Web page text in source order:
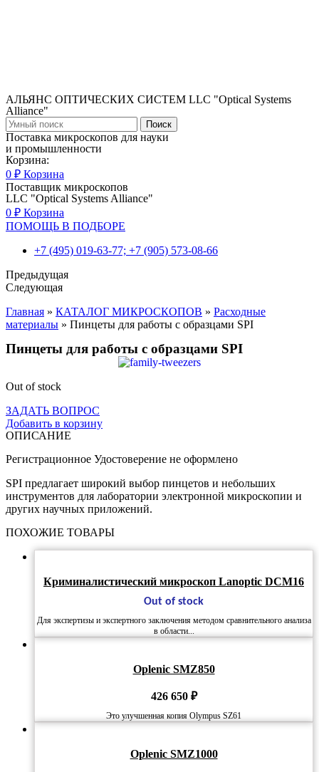
АЛЬЯНС ОПТИЧЕСКИХ СИСТЕМ LLC "Optical Systems
Alliance"
Поиск
Поставка микроскопов для науки
и промышленности
Корзина:
0 ₽ Корзина
Поставщик микроскопов
LLC "Optical Systems Alliance"
0 ₽ Корзина
ПОМОЩЬ В ПОДБОРЕ
+7 (495) 019-63-77; +7 (905) 573-08-66
Предыдущая
Следующая
Главная » КАТАЛОГ МИКРОСКОПОВ » Расходные
материалы » Пинцеты для работы с образцами SPI
Пинцеты для работы с образцами SPI
Out of stock
ЗАДАТЬ ВОПРОС
Добавить в корзину
ОПИСАНИЕ
Регистрационное Удостоверение не оформлено
SPI предлагает широкий выбор пинцетов и небольших
инструментов для лаборатории электронной микроскопии и
других научных приложений.
ПОХОЖИЕ ТОВАРЫ
Криминалистический микроскоп Lanoptic DCM16
Out of stock
Для экспертизы и экспертного заключения методом сравнительного анализа
в области...
Oplenic SMZ850
426 650 ₽
Это улучшенная копия Olympus SZ61
Oplenic SMZ1000